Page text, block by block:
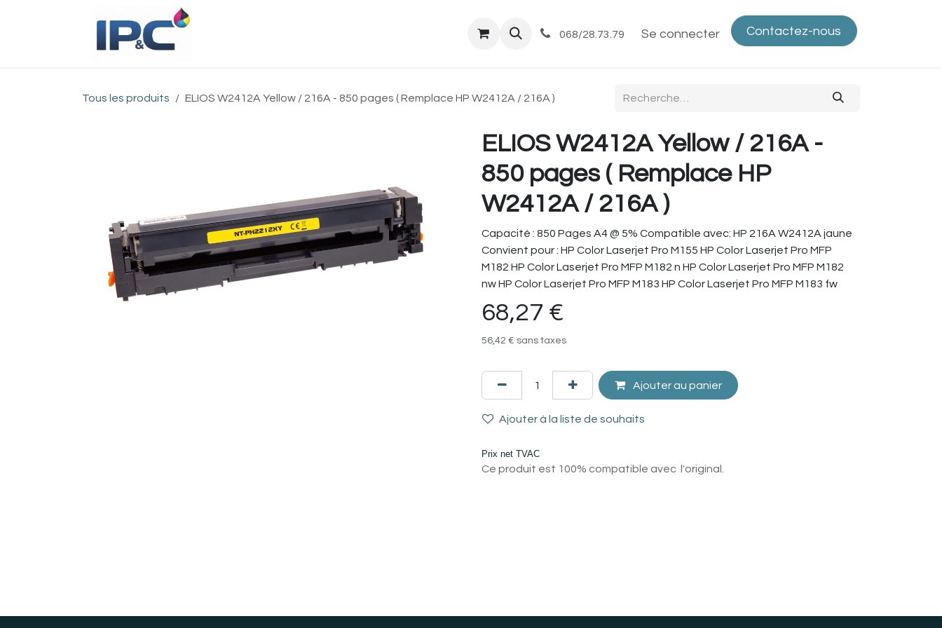
Commandes et livraisons Contactez-nous Politique de confidentialité
068/28.73.79 Se connecter Contactez-nous
Tous les produits ELIOS W2412A Yellow / 216A - 850 pages ( Remplace HP W2412A / 216A )
ELIOS W2412A Yellow / 216A -
850 pages ( Remplace HP
W2412A / 216A )
Capacité : 850 Pages A4 @ 5% Compatible avec: HP 216A W2412A jaune
Convient pour : HP Color Laserjet Pro M155 HP Color Laserjet Pro MFP
M182 HP Color Laserjet Pro MFP M182 n HP Color Laserjet Pro MFP M182
nw HP Color Laserjet Pro MFP M183 HP Color Laserjet Pro MFP M183 fw
68,27 €
56,42 € sans taxes
Ajouter au panier
Ajouter à la liste de souhaits
Prix net TVAC
Ce produit est 100% compatible avec l'original.